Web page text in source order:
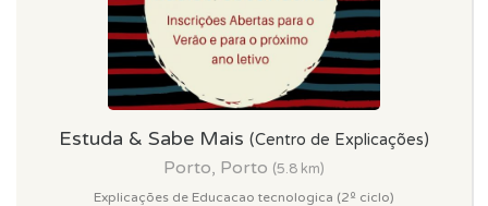
Estuda & Sabe Mais (Centro de Explicações)
Porto, Porto (5.8 km)
Explicações de Educacao tecnologica (2º ciclo)